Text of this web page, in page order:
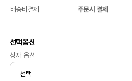
배송비결제 주문시 결제
선택옵션
상자 옵션